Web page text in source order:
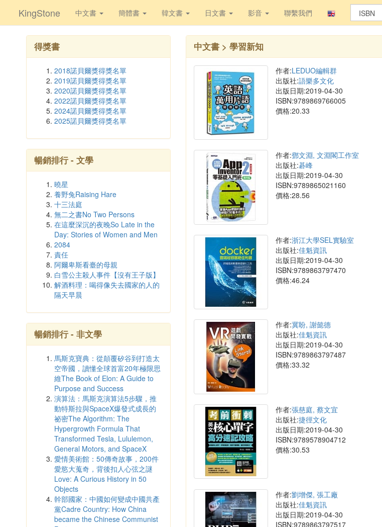
KingStone 中文書 簡體書 韓文書 日文書 影音 聯繫我們
得獎書
2018諾貝爾獎得獎名單
2019諾貝爾獎得獎名單
2020諾貝爾獎得獎名單
2022諾貝爾獎得獎名單
2024諾貝爾獎得獎名單
2025諾貝爾獎得獎名單
暢銷排行 - 文學
曉星
養野兔Raising Hare
十三法庭
無二之書No Two Persons
在這麼深沉的夜晚So Late in the
Day: Stories of Women and Men
2084
責任
阿爾卑斯看臺的母親
白雪公主殺人事件【沒有王子版】
解酒料理：喝得像失去國家的人的
隔天早晨
暢銷排行 - 非文學
馬斯克寶典：從顛覆矽谷到打造太
空帝國，讀懂全球首富20年極限思
維The Book of Elon: A Guide to
Purpose and Success
演算法：馬斯克演算法5步驟，推
動特斯拉與SpaceX爆發式成長的
祕密The Algorithm: The
Hypergrowth Formula That
Transformed Tesla, Lululemon,
General Motors, and SpaceX
愛情美術館：50傳奇故事，200件
愛慾大蒐奇，背後扣人心弦之謎
Love: A Curious History in 50
Objects
幹部國家：中國如何變成中國共產
黨Cadre Country: How China
became the Chinese Communist
中文書 > 學習新知
作者:LEDUO編輯群
出版社:語樂多文化
出版日期:2019-04-30
ISBN:9789869766005
價格:20.33
作者:鄧文淵, 文淵閣工作室
出版社:碁峰
出版日期:2019-04-30
ISBN:9789865021160
價格:28.56
作者:浙江大學SEL實驗室
出版社:佳魁資訊
出版日期:2019-04-30
ISBN:9789863797470
價格:46.24
作者:冀盼, 謝懿德
出版社:佳魁資訊
出版日期:2019-04-30
ISBN:9789863797487
價格:33.32
作者:張慈庭, 蔡文宜
出版社:捷徑文化
出版日期:2019-04-30
ISBN:9789578904712
價格:30.53
作者:劉增傑, 張工廠
出版社:佳魁資訊
出版日期:2019-04-30
ISBN:9789863797517